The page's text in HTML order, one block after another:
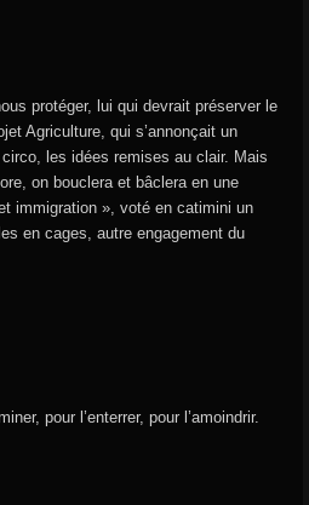
protéger, lui qui devrait préserver le
Agriculture, qui s’annonçait un
les idées remises au clair. Mais
on bouclera et bâclera en une
immigration », voté en catimini un
en cages, autre engagement du
pour l’enterrer, pour l’amoindrir.